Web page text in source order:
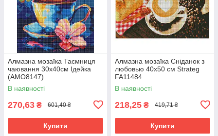
Алмазна мозаїка Таємниця
чаювання 30x40см Ідейка
(AMO8147)
В наявності
270,63 ₴ 601,40 ₴
Купити
Алмазна мозаїка Сніданок з
любовью 40х50 см Strateg
FA11484
В наявності
218,25 ₴ 419,71 ₴
Купити